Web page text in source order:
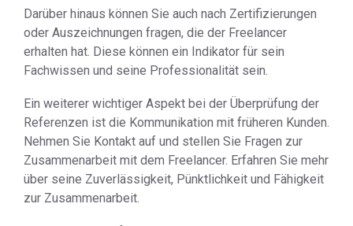
Darüber hinaus können Sie auch nach Zertifizierungen
oder Auszeichnungen fragen, die der Freelancer
erhalten hat. Diese können ein Indikator für sein
Fachwissen und seine Professionalität sein.
Ein weiterer wichtiger Aspekt bei der Überprüfung der
Referenzen ist die Kommunikation mit früheren Kunden.
Nehmen Sie Kontakt auf und stellen Sie Fragen zur
Zusammenarbeit mit dem Freelancer. Erfahren Sie mehr
über seine Zuverlässigkeit, Pünktlichkeit und Fähigkeit
zur Zusammenarbeit.